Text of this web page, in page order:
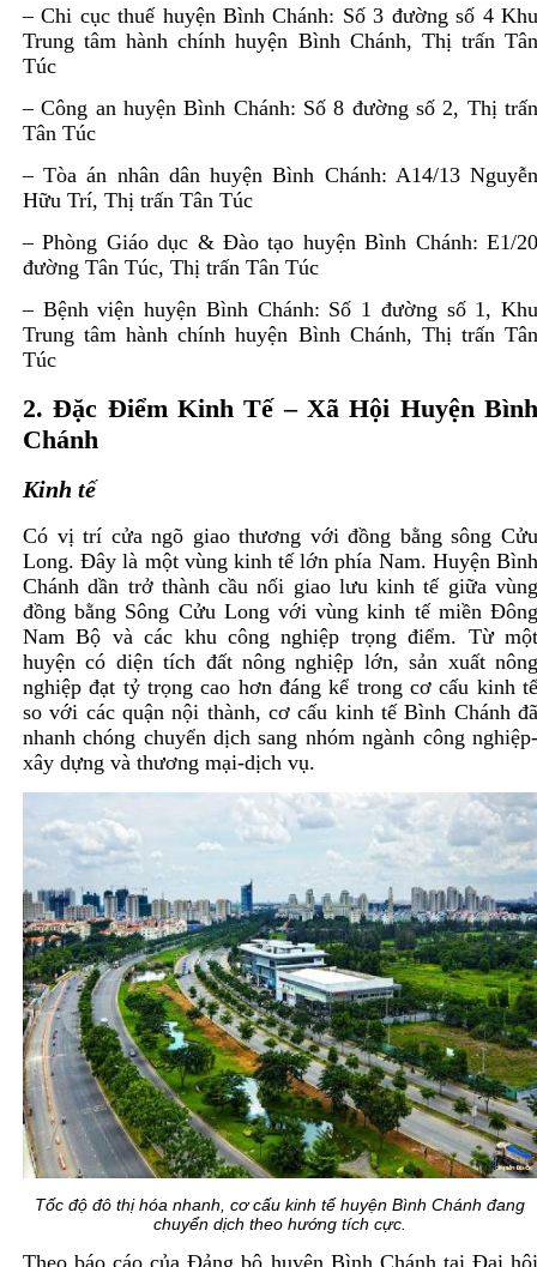
– Chi cục thuế huyện Bình Chánh: Số 3 đường số 4
Trung tâm hành chính huyện Bình Chánh, Thị trấn
Túc
– Công an huyện Bình Chánh: Số 8 đường số 2, Thị
Tân Túc
– Tòa án nhân dân huyện Bình Chánh: A14/13
Hữu Trí, Thị trấn Tân Túc
– Phòng Giáo dục & Đào tạo huyện Bình Chánh: E1/
đường Tân Túc, Thị trấn Tân Túc
– Bệnh viện huyện Bình Chánh: Số 1 đường số 1,
Trung tâm hành chính huyện Bình Chánh, Thị trấn
Túc
2. Đặc Điểm Kinh Tế – Xã Hội Huyện
Chánh
Kinh tế
Có vị trí cửa ngõ giao thương với đồng bằng sông
Long. Đây là một vùng kinh tế lớn phía Nam. Huyện
Chánh dần trở thành cầu nối giao lưu kinh tế giữa
đồng bằng Sông Cửu Long với vùng kinh tế miền
Nam Bộ và các khu công nghiệp trọng điểm. Từ
huyện có diện tích đất nông nghiệp lớn, sản xuất
nghiệp đạt tỷ trọng cao hơn đáng kể trong cơ cấu kinh
so với các quận nội thành, cơ cấu kinh tế Bình Chánh
nhanh chóng chuyển dịch sang nhóm ngành công
xây dựng và thương mại-dịch vụ.
Tốc độ đô thị hóa nhanh, cơ cấu kinh tế huyện Bình Chánh đang
chuyển dịch theo hướng tích cực.